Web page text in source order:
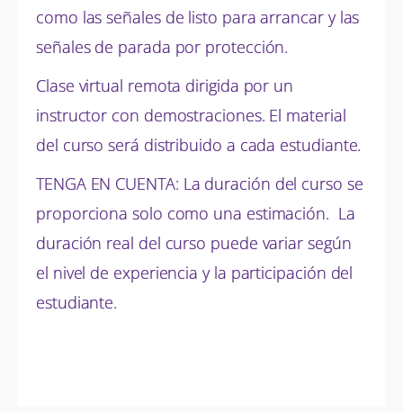
como las señales de listo para arrancar y las
señales de parada por protección.
Clase virtual remota dirigida por un
instructor con demostraciones. El material
del curso será distribuido a cada estudiante.
TENGA EN CUENTA: La duración del curso se
proporciona solo como una estimación. La
duración real del curso puede variar según
el nivel de experiencia y la participación del
estudiante.